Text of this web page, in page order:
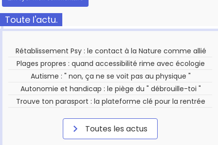
Toute l'actu.
Rétablissement Psy : le contact à la Nature comme allié
Plages propres : quand accessibilité rime avec écologie
Autisme : " non, ça ne se voit pas au physique "
Autonomie et handicap : le piège du " débrouille-toi "
Trouve ton parasport : la plateforme clé pour la rentrée
Toutes les actus